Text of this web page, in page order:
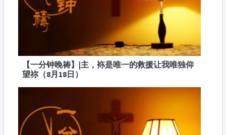
【一分钟晚祷】|主，袮是唯一的救援让我唯独仰
望祢（8月18日）